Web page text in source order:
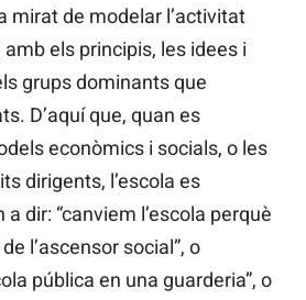
mirat de modelar l’activitat
els principis, les idees i
grups dominants que
D’aquí que, quan es
econòmics i socials, o les
dirigents, l’escola es
dir: “canviem l’escola perquè
l’ascensor social”, o
pública en una guarderia”, o